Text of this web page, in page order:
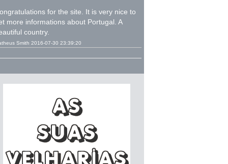
for the site. It is very nice to
more informations about Portugal. A
country.
Smith 2016-07-30 23:39:20